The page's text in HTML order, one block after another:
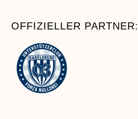
OFFIZIELLER PARTNER: